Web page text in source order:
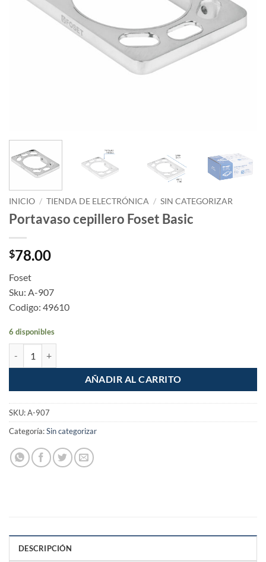
INICIO / TIENDA DE ELECTRÓNICA / SIN CATEGORIZAR
Portavaso cepillero Foset Basic
$78.00
Foset
Sku: A-907
Codigo: 49610
6 disponibles
AÑADIR AL CARRITO
SKU:A-907
Categoría:Sin categorizar
DESCRIPCIÓN